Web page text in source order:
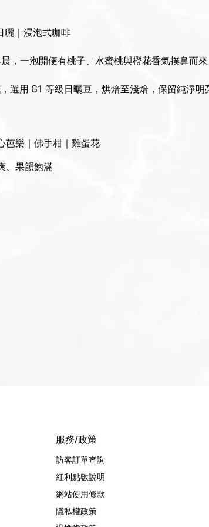
曬｜浸泡式咖啡
，一泡開便有桃子、水蜜桃與橙花香氣撲鼻而
選用 G1 等級日曬豆，烘焙至淺焙，保留純淨明
芭樂｜佛手柑｜雞蛋花
、果韻飽滿
服務/政策
訪客訂單查詢
紅利點數說明
網站使用條款
隱私權政策